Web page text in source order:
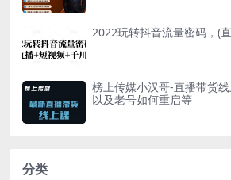
2022玩转抖音流量密码，(
榜上传媒小汉哥-直播带货
以及老号如何重启等
分类